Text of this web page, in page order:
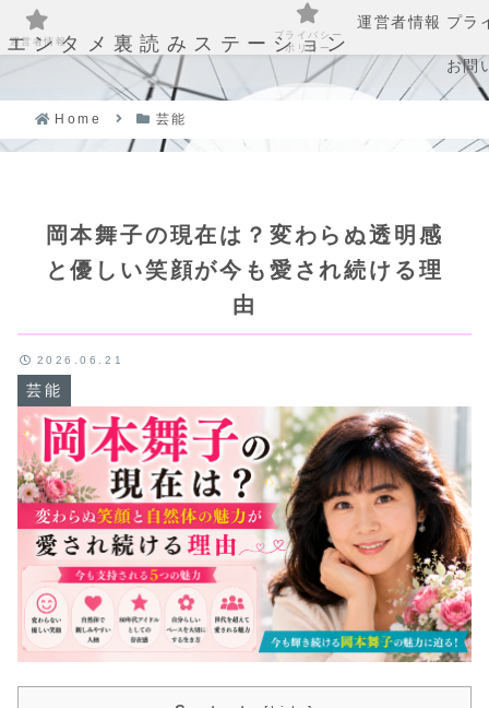
エンタメ裏読みステーション
運営者情報 プラ
お問
Home 芸能
岡本舞子の現在は？変わらぬ透明感
と優しい笑顔が今も愛され続ける理
由
芸能
2026.06.21
運営者情報
プライバシー
ポリシー